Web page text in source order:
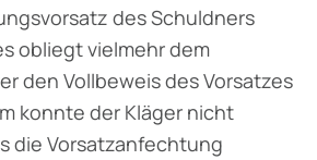
des Schuldners
obliegt vielmehr dem
den Vollbeweis des Vorsatzes
konnte der Kläger nicht
die Vorsatzanfechtung